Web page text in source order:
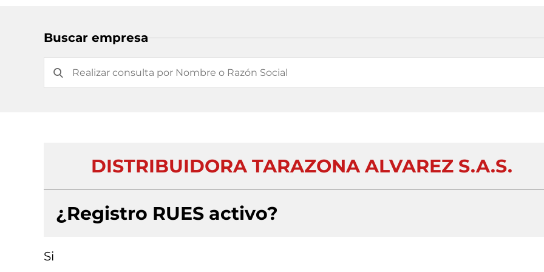
Buscar empresa
DISTRIBUIDORA TARAZONA ALVAREZ S.A.S.
¿Registro RUES activo?
Si